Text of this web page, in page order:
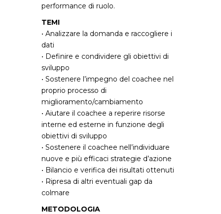
performance di ruolo.
TEMI
• Analizzare la domanda e raccogliere i
dati
• Definire e condividere gli obiettivi di
sviluppo
• Sostenere l’impegno del coachee nel
proprio processo di
miglioramento/cambiamento
• Aiutare il coachee a reperire risorse
interne ed esterne in funzione degli
obiettivi di sviluppo
• Sostenere il coachee nell’individuare
nuove e più efficaci strategie d’azione
• Bilancio e verifica dei risultati ottenuti
• Ripresa di altri eventuali gap da
colmare
METODOLOGIA